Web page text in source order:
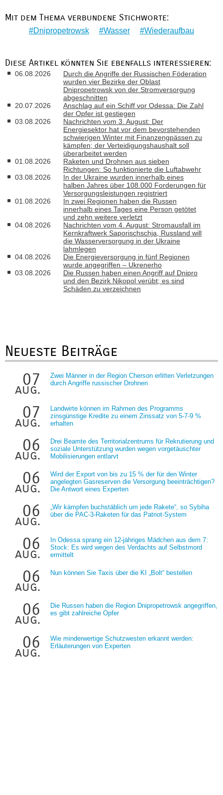
Mit dem Thema verbundene Stichworte:
Dnipropetrowsk Wasser Wiederaufbau
Diese Artikel könnten Sie ebenfalls interessieren:
06.08.2026
Durch die Angriffe der Russischen Föderation
wurden vier Bezirke der Oblast
Dnipropetrowsk von der Stromversorgung
abgeschnitten
20.07.2026
Anschlag auf ein Schiff vor Odessa: Die Zahl
der Opfer ist gestiegen
03.08.2026
Nachrichten vom 3. August: Der
Energiesektor hat vor dem bevorstehenden
schwierigen Winter mit Finanzengpässen zu
kämpfen; der Verteidigungshaushalt soll
überarbeitet werden
01.08.2026
Raketen und Drohnen aus sieben
Richtungen: So funktionierte die Luftabwehr
03.08.2026
In der Ukraine wurden innerhalb eines
halben Jahres über 108.000 Forderungen für
Versorgungsleistungen registriert
01.08.2026
In zwei Regionen haben die Russen
innerhalb eines Tages eine Person getötet
und zehn weitere verletzt
04.08.2026
Nachrichten vom 4. August: Stromausfall im
Kernkraftwerk Saporischschja, Russland will
die Wasserversorgung in der Ukraine
lahmlegen
04.08.2026
Die Energieversorgung in fünf Regionen
wurde angegriffen – Ukrenerho
03.08.2026
Die Russen haben einen Angriff auf Dnipro
und den Bezirk Nikopol verübt; es sind
Schäden zu verzeichnen
Neueste Beiträge
07
aug.
Zwei Männer in der Region Cherson erlitten Verletzungen
durch Angriffe russischer Drohnen
07
aug.
Landwirte können im Rahmen des Programms
zinsgünstige Kredite zu einem Zinssatz von 5-7-9 %
erhalten
06
aug.
Drei Beamte des Territorialzentrums für Rekrutierung und
soziale Unterstützung wurden wegen vorgetäuschter
Mobilisierungen entlarvt
06
aug.
Wird der Export von bis zu 15 % der für den Winter
angelegten Gasreserven die Versorgung beeinträchtigen?
Die Antwort eines Experten
06
aug.
„Wir kämpfen buchstäblich um jede Rakete“, so Sybiha
über die PAC-3-Raketen für das Patriot-System
06
aug.
In Odessa sprang ein 12-jähriges Mädchen aus dem 7:
Stock: Es wird wegen des Verdachts auf Selbstmord
ermittelt
06
aug.
Nun können Sie Taxis über die KI „Bolt“ bestellen
06
aug.
Die Russen haben die Region Dnipropetrowsk angegriffen,
es gibt zahlreiche Opfer
06
aug.
Wie minderwertige Schutzwesten erkannt werden:
Erläuterungen von Experten